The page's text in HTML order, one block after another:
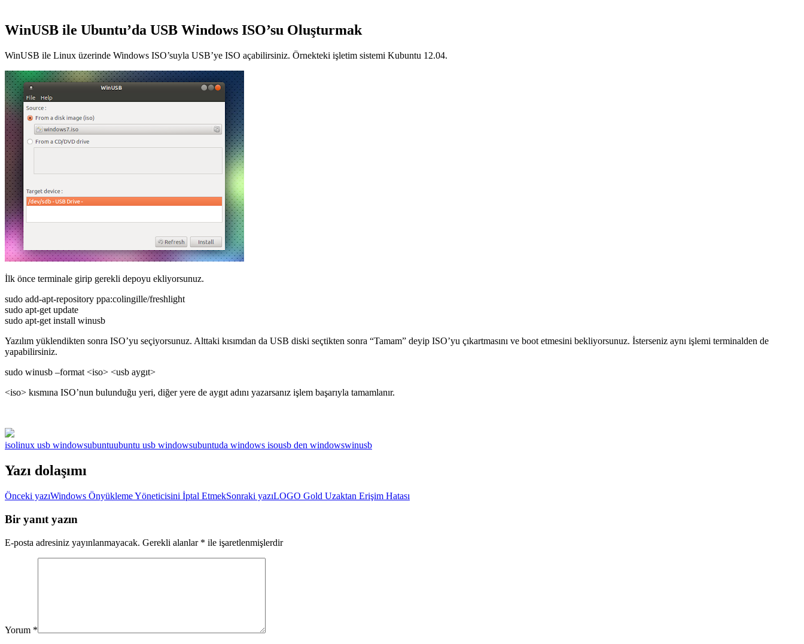
WinUSB ile Ubuntu’da USB Windows ISO’su Oluşturmak
WinUSB ile Linux üzerinde Windows ISO’suyla USB’ye ISO açabilirsiniz. Örnekteki işletim sistemi Kubuntu 12.04.
İlk önce terminale girip gerekli depoyu ekliyorsunuz.
sudo add-apt-repository ppa:colingille/freshlight
sudo apt-get update
sudo apt-get install winusb
Yazılım yüklendikten sonra ISO’yu seçiyorsunuz. Alttaki kısımdan da USB diski seçtikten sonra “Tamam” deyip ISO’yu çıkartmasını ve boot etmesini bekliyorsunuz. İsterseniz aynı işlemi terminalden de
yapabilirsiniz.
sudo winusb –format <iso> <usb aygıt>
<iso> kısmına ISO’nun bulunduğu yeri, diğer yere de aygıt adını yazarsanız işlem başarıyla tamamlanır.
isolinux usb windowsubuntuubuntu usb windowsubuntuda windows isousb den windowswinusb
Yazı dolaşımı
Önceki yazıWindows Önyükleme Yöneticisini İptal EtmekSonraki yazıLOGO Gold Uzaktan Erişim Hatası
Bir yanıt yazın
E-posta adresiniz yayınlanmayacak. Gerekli alanlar * ile işaretlenmişlerdir
Yorum *